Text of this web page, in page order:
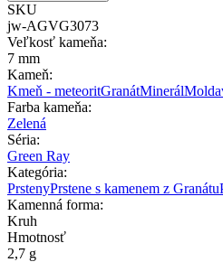
SKU
jw-AGVG3073
Veľkosť kameňa:
7 mm
Kameň:
Kmeň - meteoritGranátMinerál
Farba kameňa:
Zelená
Séria:
Green Ray
Kategória:
PrstenyPrstene s kamenem z Granátu
Kamenná forma:
Kruh
Hmotnosť
2,7 g